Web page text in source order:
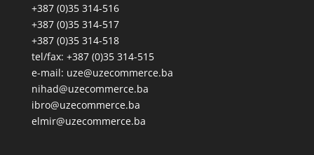
+387 (0)35 314-516
+387 (0)35 314-517
+387 (0)35 314-518
tel/fax: +387 (0)35 314-515
e-mail: uze@uzecommerce.ba
nihad@uzecommerce.ba
ibro@uzecommerce.ba
elmir@uzecommerce.ba